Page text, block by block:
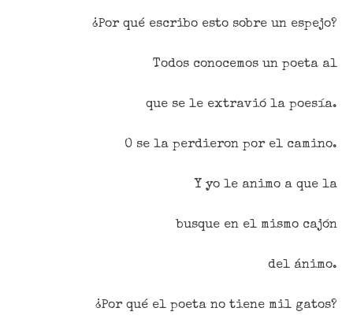
¿Por qué escribo esto sobre un espejo?
Todos conocemos un poeta al
que se le extravió la poesía.
O se la perdieron por el camino.
Y yo le animo a que la
busque en el mismo cajón
del ánimo.
¿Por qué el poeta no tiene mil gatos?